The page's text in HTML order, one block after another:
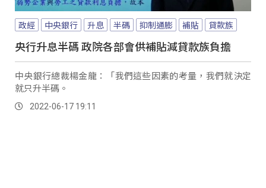
政經 中央銀行 升息 半碼 抑制通膨 補貼 貸款族
央行升息半碼 政院各部會供補貼減貸款族負擔
中央銀行總裁楊金龍：「我們這些因素的考量，我們就決定
就只升半碼。
2022-06-17 19:11